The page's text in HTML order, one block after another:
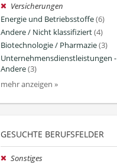
Versicherungen
Energie und Betriebsstoffe(6)
Andere / Nicht klassifiziert(4)
Biotechnologie / Pharmazie(3)
Unternehmensdienstleistungen -
Andere(3)
mehr anzeigen »
GESUCHTE BERUFSFELDER
Sonstiges